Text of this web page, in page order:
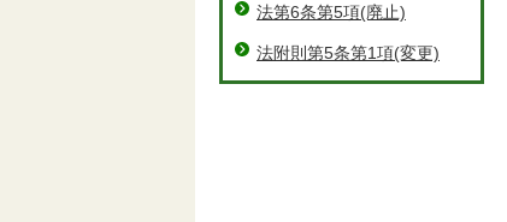
法第6条第5項(廃止)
法附則第5条第1項(変更)